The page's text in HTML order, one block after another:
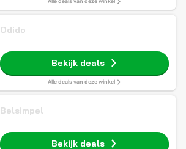
Alle deals van deze winkel
Odido
Bekijk deals
Alle deals van deze winkel
Belsimpel
Bekijk deals